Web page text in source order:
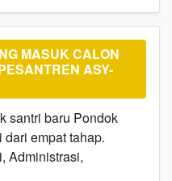
MASUK CALON
ASY-
santri baru Pondok
empat tahap.
Administrasi,